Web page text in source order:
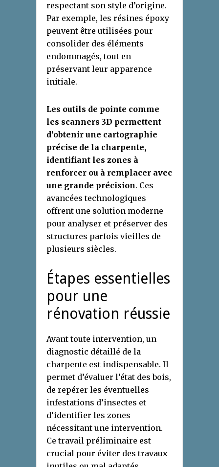
respectant son style d’origine.
Par exemple, les résines époxy
peuvent être utilisées pour
consolider des éléments
endommagés, tout en
préservant leur apparence
initiale.
Les outils de pointe comme
les scanners 3D permettent
d’obtenir une cartographie
précise de la charpente,
identifiant les zones à
renforcer ou à remplacer avec
une grande précision. Ces
avancées technologiques
offrent une solution moderne
pour analyser et préserver des
structures parfois vieilles de
plusieurs siècles.
Étapes essentielles
pour une
rénovation réussie
Avant toute intervention, un
diagnostic détaillé de la
charpente est indispensable. Il
permet d’évaluer l’état des bois,
de repérer les éventuelles
infestations d’insectes et
d’identifier les zones
nécessitant une intervention.
Ce travail préliminaire est
crucial pour éviter des travaux